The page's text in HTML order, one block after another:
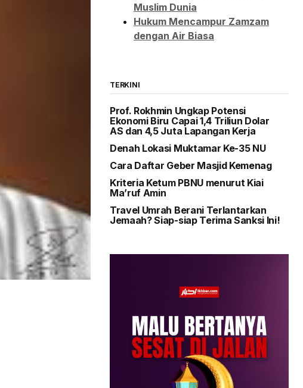
Muslim Dunia
Hukum Mencampur Zamzam
dengan Air Biasa
TERKINI
Prof. Rokhmin Ungkap Potensi
Ekonomi Biru Capai 1,4 Triliun Dolar
AS dan 4,5 Juta Lapangan Kerja
Denah Lokasi Muktamar Ke-35 NU
Cara Daftar Geber Masjid Kemenag
Kriteria Ketum PBNU menurut Kiai
Ma’ruf Amin
Travel Umrah Berani Terlantarkan
Jemaah? Siap-siap Terima Sanksi Ini!